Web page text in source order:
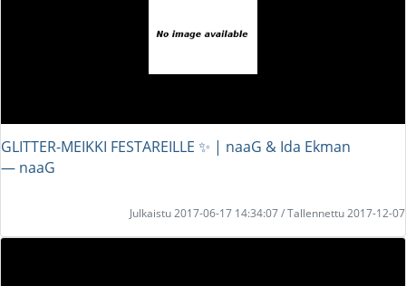
GLITTER-MEIKKI FESTAREILLE ✨ | naaG & Ida Ekman
― naaG
Julkaistu 2017-06-17 14:34:07 / Tallennettu 2017-12-07